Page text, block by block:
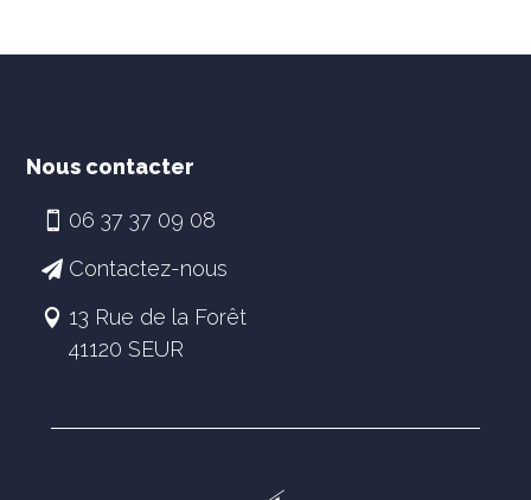
Nous contacter
06 37 37 09 08
Contactez-nous
13 Rue de la Forêt
41120 SEUR